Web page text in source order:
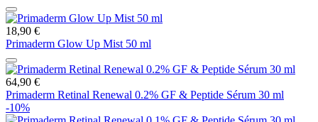
18,90 €
Primaderm Glow Up Mist 50 ml
64,90 €
Primaderm Retinal Renewal 0.2% GF & Peptide Sérum 30 ml
-10%